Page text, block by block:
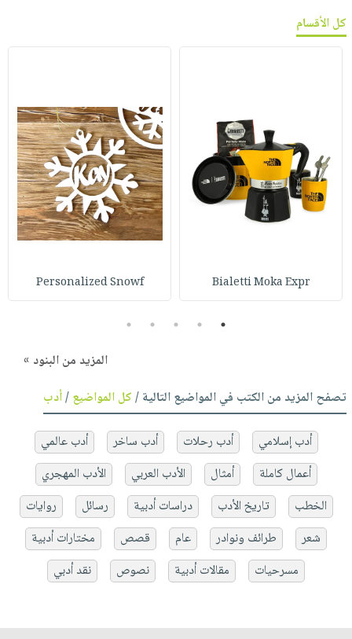
كل الأقسام
Bialetti Moka Expr
Personalized Snowf
1
2
3
4
5
المزيد من البنود »
تصفح المزيد من الكتب في المواضيع التالية /كل المواضيع/أدب
أدب إسلامي أدب رحلات أدب ساخر
أدب عالمي
أعمال كاملة
أمثال الأدب العربي
الأدب المهجري
الخطب
تاريخ الأدب دراسات أدبية رسائل
روايات
شعر
طرائف ونوادر عام قصص
مختارات أدبية
مسرحيات
مقالات أدبية نصوص نقد أدبي